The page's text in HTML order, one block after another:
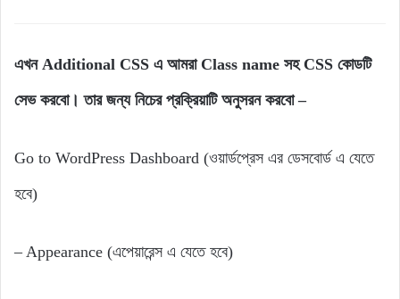
এখন Additional CSS এ আমরা Class name সহ CSS কোডটি
‍সেভ করবো। তার জন্য নিচের প্রক্রিয়াটি অনুসরন করবো –
Go to WordPress Dashboard (ওয়ার্ডপ্রেস এর ডেসবোর্ড এ যেতে
হবে)
– Appearance (এপেয়ারেন্স এ যেতে হবে)